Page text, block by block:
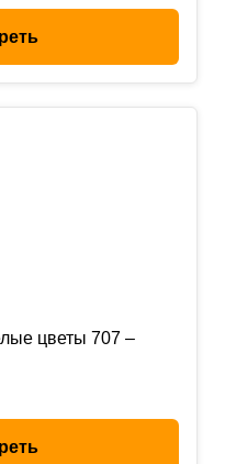
цветы 707 –